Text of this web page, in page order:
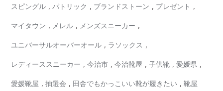
スピングル ,パトリック , ブランドストーン , プレゼント ,
マイタウン , メレル , メンズスニーカー ,
ユニバーサルオーバーオール , ラソックス ,
レディーススニーカー ,今治市 ,今治靴屋 ,子供靴 ,愛媛県 ,
愛媛靴屋 ,抽選会 , 田舎でもかっこいい靴が履きたい ,靴屋